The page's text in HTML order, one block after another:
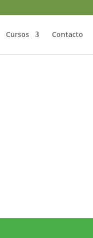
Cursos Contacto